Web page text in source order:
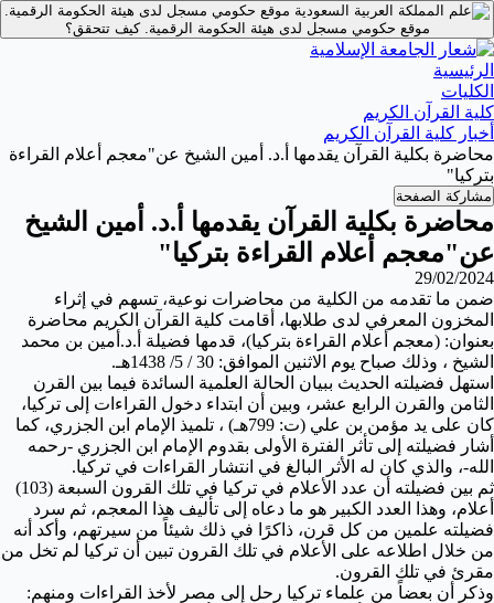
موقع حكومي مسجل لدى هيئة الحكومة الرقمية.
موقع حكومي مسجل لدى هيئة الحكومة الرقمية.كيف تتحقق؟
الرئيسية
الكليات
كلية القرآن الكريم
أخبار كلية القرآن الكريم
محاضرة بكلية القرآن يقدمها أ.د. أمين الشيخ عن"معجم أعلام القراءة
بتركيا"
مشاركة الصفحة
محاضرة بكلية القرآن يقدمها أ.د. أمين الشيخ
عن"معجم أعلام القراءة بتركيا"
29/02/2024
ضمن ما تقدمه من الكلية من محاضرات نوعية، تسهم في إثراء
المخزون المعرفي لدى طلابها، أقامت كلية القرآن الكريم محاضرة
بعنوان: (معجم أعلام القراءة بتركيا)، قدمها فضيلة أ.د.أمين بن محمد
الشيخ ، وذلك صباح يوم الاثنين الموافق: 30 / 5/ 1438هـ.
استهل فضيلته الحديث ببيان الحالة العلمية السائدة فيما بين القرن
الثامن والقرن الرابع عشر، وبين أن ابتداء دخول القراءات إلى تركيا،
كان على يد مؤمن بن علي (ت: 799هـ) ، تلميذ الإمام ابن الجزري، كما
أشار فضيلته إلى تأثر الفترة الأولى بقدوم الإمام ابن الجزري -رحمه
الله-، والذي كان له الأثر البالغ في انتشار القراءات في تركيا.
ثم بين فضيلته أن عدد الأعلام في تركيا في تلك القرون السبعة (103)
أعلام، وهذا العدد الكبير هو ما دعاه إلى تأليف هذا المعجم، ثم سرد
فضيلته علمين من كل قرن، ذاكرًا في ذلك شيئاً من سيرتهم، وأكد أنه
من خلال اطلاعه على الأعلام في تلك القرون تبين أن تركيا لم تخل من
مقرئ في تلك القرون.
وذكر أن بعضاً من علماء تركيا رحل إلى مصر لأخذ القراءات ومنهم: